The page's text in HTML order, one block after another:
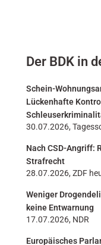
Der BDK in
Schein-
Lückenhafte
30.07.2026,
Nach CSD-Angriff:
Strafrecht
28.07.2026, ZDF
Weniger
keine Entwarnung
17.07.2026, NDR
Europäisches